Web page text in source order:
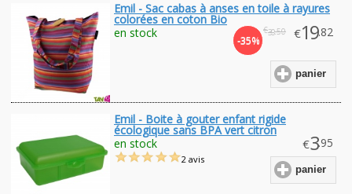
Emil - Sac cabas à anses en toile à rayures
colorées en coton Bio
-35%
€30.50 €19.82
en stock
panier
Emil - Boite à gouter enfant rigide
écologique sans BPA vert citron
€3.95
en stock
panier
2 avis